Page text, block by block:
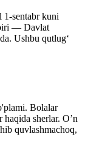
sentabr kuni
— Davlat
Ushbu qutlug‘
Bolalar
sherlar. O’n
quvlashmachoq,